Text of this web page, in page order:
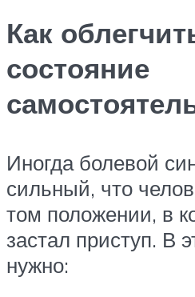
Как
состояние
Иногда болевой
сильный, что
том положении, в
застал приступ. В
нужно: